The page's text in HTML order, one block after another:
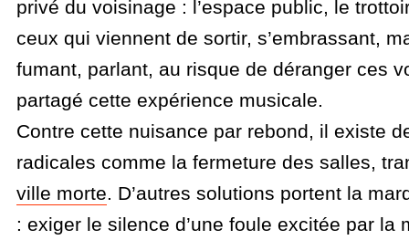
privé du voisinage : l’espace public, le
ceux qui viennent de sortir, s’embrassant,
fumant, parlant, au risque de déranger ces
partagé cette expérience musicale.
Contre cette nuisance par rebond, il existe
radicales comme la fermeture des salles,
ville morte. D’autres solutions portent la
: exiger le silence d’une foule excitée par la